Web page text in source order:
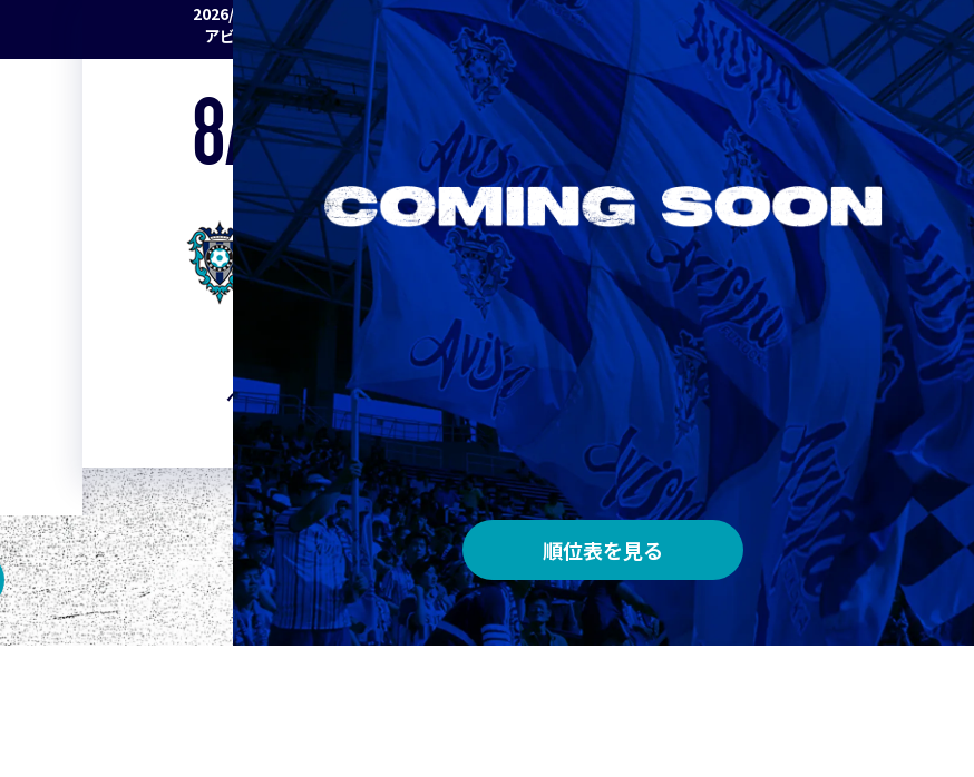
2026/27 明治安田J1リーグ 第2節
アビスパ福岡 vs セレッソ大阪
8/15Sat. 19:00
VS
ベスト電器スタジアム
2026/27 明治安田J1リーグ 第3節
アビスパ福岡 vs 鹿島アントラーズ
8/22Sat. 18:00
VS
AWAY
メルカリスタジアム
順位表を見る